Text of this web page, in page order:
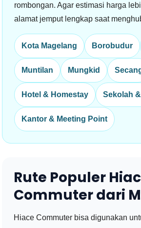
rombongan. Agar estimasi harga
alamat jemput lengkap saat
Kota Magelang Borobudur
Muntilan Mungkid
Hotel & Homestay Sekolah
Kantor & Meeting Point
Rute Populer
Commuter dari
Hiace Commuter bisa digunakan